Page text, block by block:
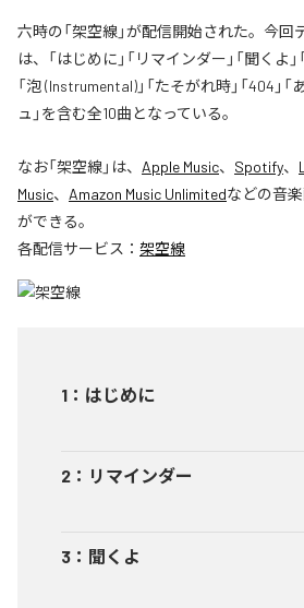
六時の「架空線」が配信開始された。今
は、「はじめに」「リマインダー」「聞くよ」
「泡 (Instrumental)」「たそがれ時」「404」
ュ」を含む全10曲となっている。
なお「架空線」は、 Apple Music、 Spotify、
Music、 Amazon Music Unlimitedなどの音
ができる。
各配信サービス： 架空線
1 ： はじめに
2 ： リマインダー
3 ： 聞くよ